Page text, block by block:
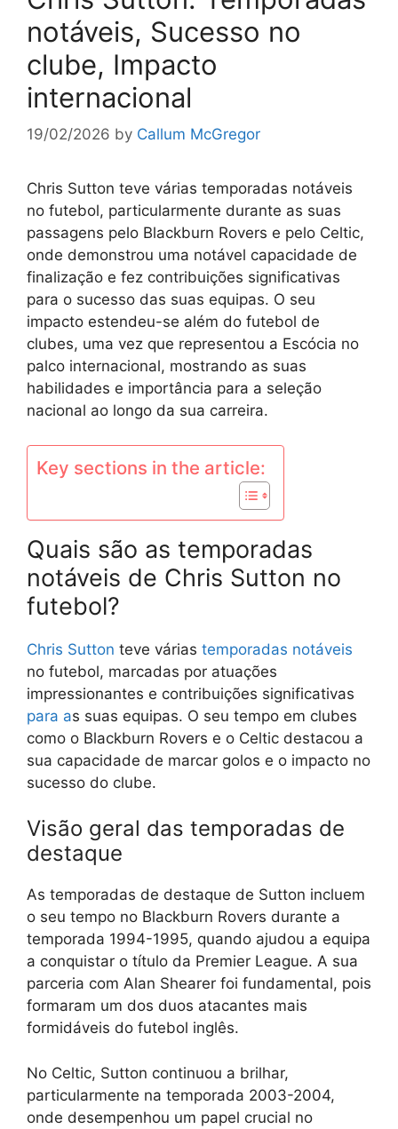
notáveis, Sucesso no
clube, Impacto
internacional
19/02/2026 by Callum McGregor
Chris Sutton teve várias temporadas notáveis
no futebol, particularmente durante as suas
passagens pelo Blackburn Rovers e pelo Celtic,
onde demonstrou uma notável capacidade de
finalização e fez contribuições significativas
para o sucesso das suas equipas. O seu
impacto estendeu-se além do futebol de
clubes, uma vez que representou a Escócia no
palco internacional, mostrando as suas
habilidades e importância para a seleção
nacional ao longo da sua carreira.
Key sections in the article:
Quais são as temporadas
notáveis de Chris Sutton no
futebol?
Chris Sutton teve várias temporadas notáveis
no futebol, marcadas por atuações
impressionantes e contribuições significativas
para as suas equipas. O seu tempo em clubes
como o Blackburn Rovers e o Celtic destacou a
sua capacidade de marcar golos e o impacto no
sucesso do clube.
Visão geral das temporadas de
destaque
As temporadas de destaque de Sutton incluem
o seu tempo no Blackburn Rovers durante a
temporada 1994-1995, quando ajudou a equipa
a conquistar o título da Premier League. A sua
parceria com Alan Shearer foi fundamental, pois
formaram um dos duos atacantes mais
formidáveis do futebol inglês.
No Celtic, Sutton continuou a brilhar,
particularmente na temporada 2003-2004,
onde desempenhou um papel crucial no